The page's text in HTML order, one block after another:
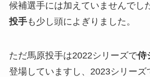
候補選手には加えていませんでし
投手も少し頭によぎりました。
ただ馬原投手は2022シリーズで侍
登場していますし、2023シリーズ